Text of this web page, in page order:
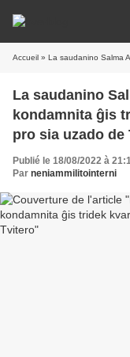
Accueil » La saudanino Salma Al-
La saudanino
kondamnita ĝis
pro sia uzado de
Publié le 18/08/2022 à
Par neniammilitointerni